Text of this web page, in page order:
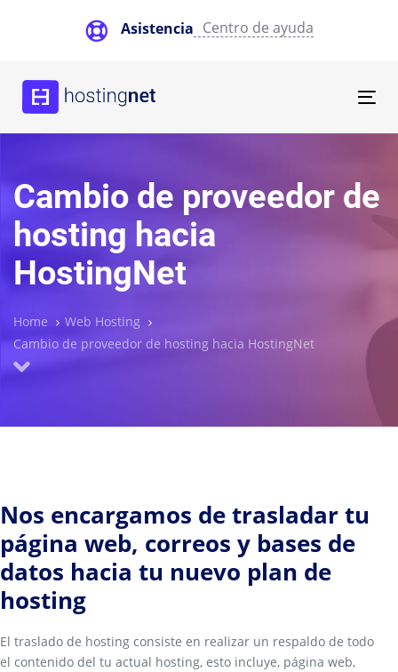
Skip
to
content
Asistencia Centro de ayuda
Cambio de proveedor de
hosting hacia
HostingNet
Home
Web Hosting
Cambio de proveedor de hosting hacia HostingNet
Nos encargamos de trasladar tu
página web, correos y bases de
datos hacia tu nuevo plan de
hosting
El traslado de hosting consiste en realizar un respaldo de todo
el contenido del tu actual hosting, esto incluye, página web,